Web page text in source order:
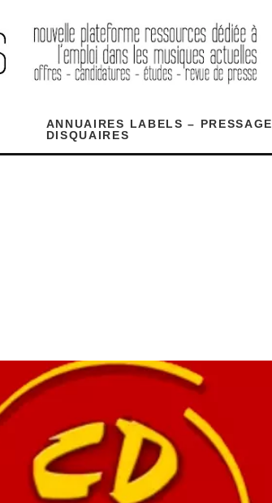
ANNUAIRES LABELS –
DISQUAIRES